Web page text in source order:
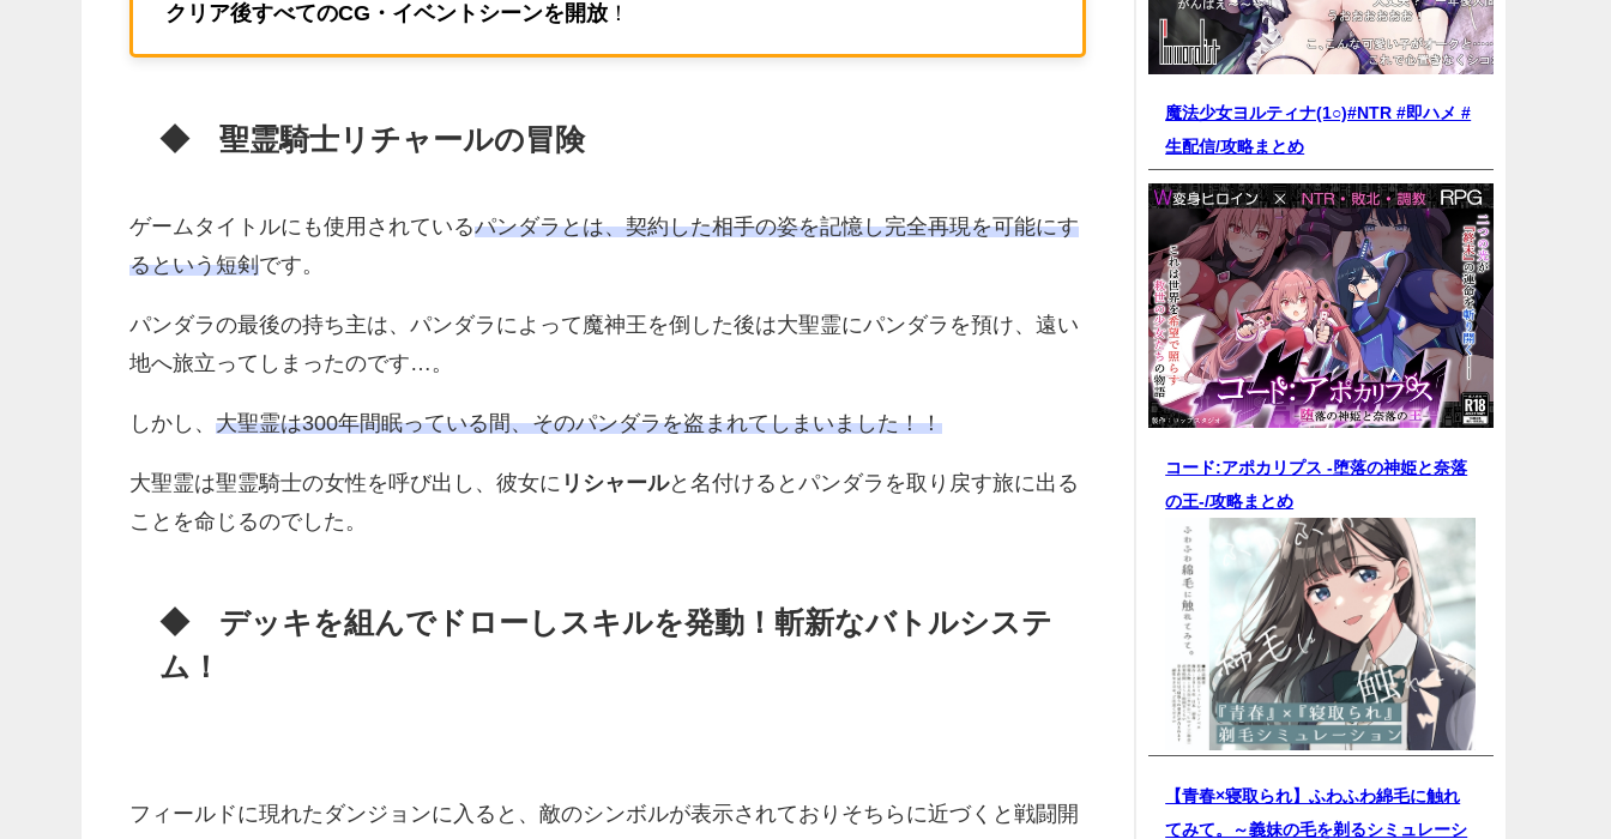
クリア後すべてのCG・イベントシーンを開放 ！
◆ 聖霊騎士リチャールの冒険
ゲームタイトルにも使用されているパンダラとは、契約した相手の姿を記憶し完全再現を可能にす
るという短剣です。
パンダラの最後の持ち主は、パンダラによって魔神王を倒した後は大聖霊にパンダラを預け、遠い
地へ旅立ってしまったのです…。
しかし、大聖霊は300年間眠っている間、そのパンダラを盗まれてしまいました！！
大聖霊は聖霊騎士の女性を呼び出し、彼女に リシャールと名付けるとパンダラを取り戻す旅に出る
ことを命じるのでした。
◆ デッキを組んでドローしスキルを発動！斬新なバトルシステ
ム！
フィールドに現れたダンジョンに入ると、敵のシンボルが表示されておりそちらに近づくと戦闘開
魔法少女ヨルティナ(1○)#NTR #即ハメ #
生配信/攻略まとめ
コード:アポカリプス -堕落の神姫と奈落
の王-/攻略まとめ
【青春×寝取られ】ふわふわ綿毛に触れ
てみて。～義妹の毛を剃るシミュレーシ